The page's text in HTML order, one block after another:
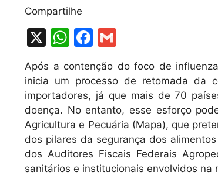
Compartilhe
X
W
at
s
A
p
p
F
a
c
e
b
o
o
k
m
ai
l
Após a contenção do foco de
inicia um processo de retomada da
importadores, já que mais de 70
doença. No entanto, esse esforço
Agricultura e Pecuária (Mapa), que
dos pilares da segurança dos
dos Auditores Fiscais Federais
sanitários e institucionais envolvidos na